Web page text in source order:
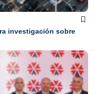
investigación sobre